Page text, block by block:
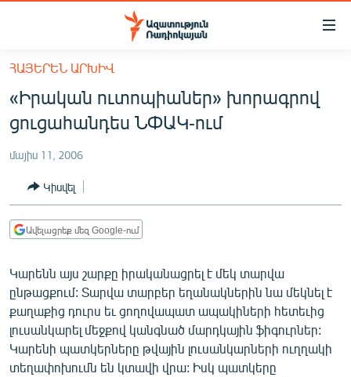
Մատչելիության
հիմնական
բովանդակությանը
հիմնական
մենյուին
ՀԱՅԱՍՏԱՆ
ՔԱՂԱՔԱԿԱՆ
ԸՆՏՐՈՒԹՅՈՒՆՆԵՐ 2026
ԻՐԱՎՈՒՆՔ
ՀԱՍԱՐԱԿՈՒԹՅՈՒՆ
ՂԱՐԱԲԱՂ
ՊԱՏԵՐԱԶՄԻ 6 ՇԱԲԱԹՆԵՐԸ
ՏԱՐԱԾԱՇՐՋԱՆ
ՄԻՋԱԶԳԱՅԻՆ
ՀԱՅԵՐԵՆ ԱՐԽԻՎ
«Իրական ուտոպիաներ» խորագրով
ցուցահանդես ՆՓԱԿ-ում
մայիս 11, 2006
Կիսվել
Ավելացրեք մեզ Google-ում
Կարենն այս շարքը իրականացրել է մեկ տարվա
ընթացքում: Տարվա տարբեր եղանակներին նա մեկնել է
քաղաքից դուրս եւ ցողովապատ ապակիների հետեւից
լուսանկարել մեջքով կանգնած մարդկային ֆիգուրներ:
Կարենի պատկերները թվային լուսանկարների ուղղակի
տեղափոխումն են կտավի վրա: Իսկ պատկերը